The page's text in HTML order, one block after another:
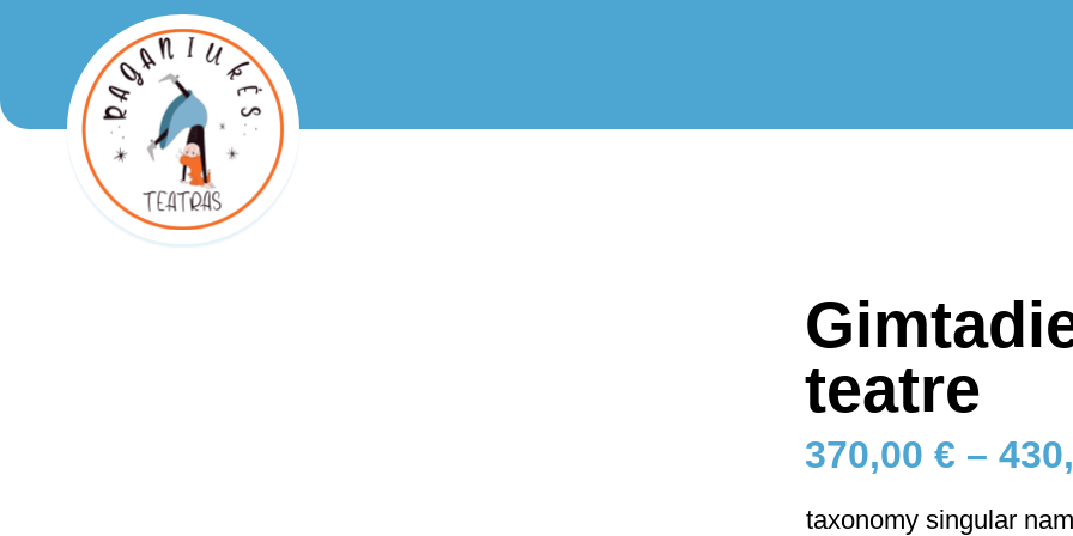
Raganiukės teatras
teatre
370,00 € –
taxonomy singular